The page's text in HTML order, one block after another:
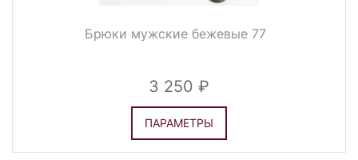
Брюки мужские бежевые 77
3 250
ПАРАМЕТРЫ